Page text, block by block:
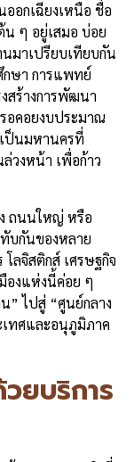
อกเฉียงเหนือ ชื่อ
ๆ อยู่เสมอ บ่อย
มาเปรียบเทียบกัน
กษา การแพทย์
สร้างการพัฒนา
อคอยงบประมาณ
ป็นมหานครที่
วงหน้า เพื่อก้าว
ถนนใหญ่ หรือ
บกันของหลาย
ลจิสติกส์ เศรษฐกิจ
องแห่งนี้ค่อย ๆ
” ไปสู่ “ศูนย์กลาง
เทศและอนุภูมิภาค
ยบริการ